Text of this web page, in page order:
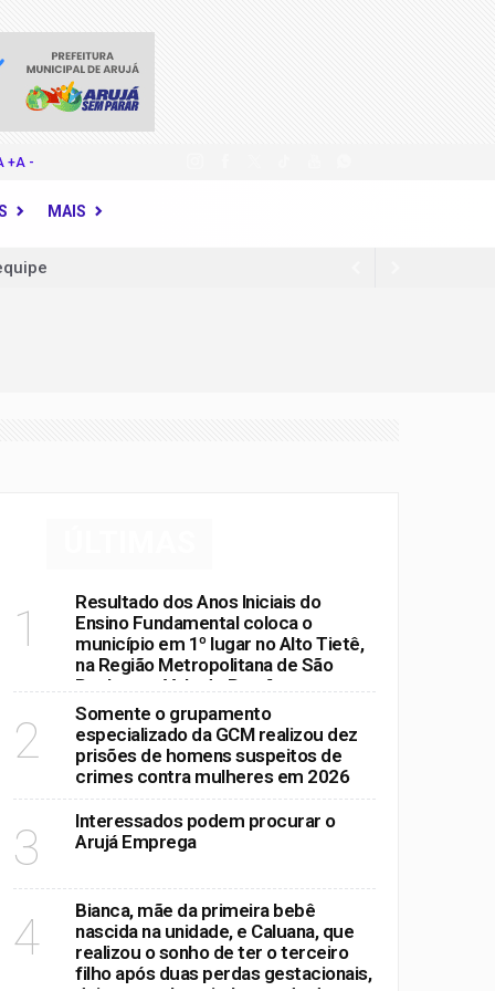
+A -
MAIS
em Suzano
1
Resultado dos Anos Iniciais do
Ensino Fundamental coloca o
município em 1º lugar no Alto Tietê,
na Região Metropolitana de São
Paulo e no Vale do Paraíba
2
Somente o grupamento
especializado da GCM realizou dez
prisões de homens suspeitos de
crimes contra mulheres em 2026
3
Interessados podem procurar o
Arujá Emprega
4
Bianca, mãe da primeira bebê
nascida na unidade, e Caluana, que
realizou o sonho de ter o terceiro
filho após duas perdas gestacionais,